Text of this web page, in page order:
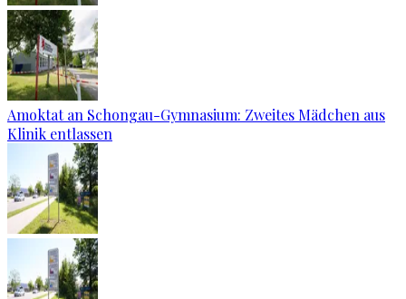
Amoktat an Schongau-Gymnasium: Zweites Mädchen aus
Klinik entlassen